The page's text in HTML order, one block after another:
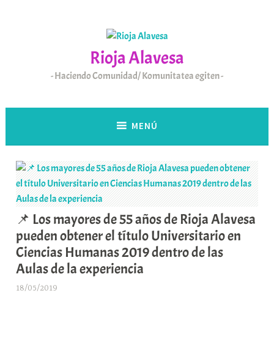
Rioja Alavesa
Haciendo Comunidad/ Komunitatea egiten
MENÚ
📌 Los mayores de 55 años de Rioja Alavesa
pueden obtener el título Universitario en
Ciencias Humanas 2019 dentro de las
Aulas de la experiencia
18/05/2019